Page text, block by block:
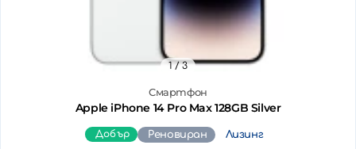
Смартфон
Apple iPhone 14 Pro Max 128GB Silver
1/ 3
Добър Реновиран Лизинг